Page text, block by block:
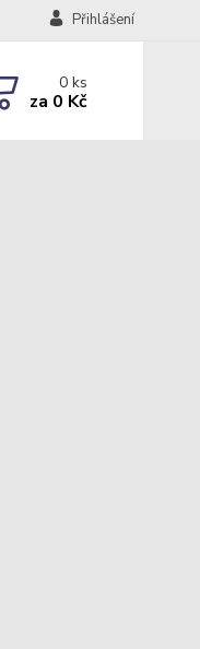
Přihlášení
0ks
za 0 Kč